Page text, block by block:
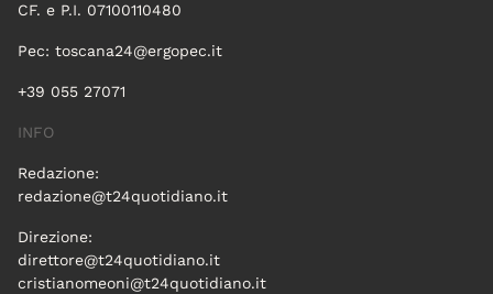
CF. e P.I. 07100110480
Pec: toscana24@ergopec.it
+39 055 27071
INFO
Redazione:
redazione@t24quotidiano.it
Direzione:
direttore@t24quotidiano.it
cristianomeoni@t24quotidiano.it